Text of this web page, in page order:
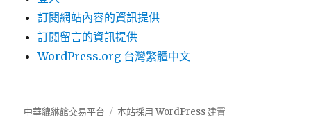
訂閱網站內容的資訊提供
訂閱留言的資訊提供
WordPress.org 台灣繁體中文
中華貔貅館交易平台 本站採用 WordPress 建置